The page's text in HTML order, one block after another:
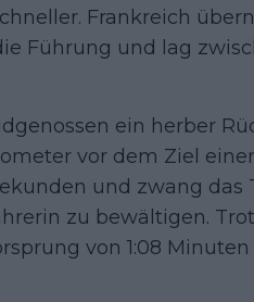
Frankreich
Führung und lag
ein herber
vor dem Ziel
und zwang
zu bewältigen.
von 1:08 Minuten